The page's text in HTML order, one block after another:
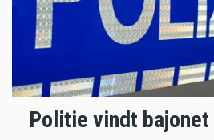
Politie vindt bajonet